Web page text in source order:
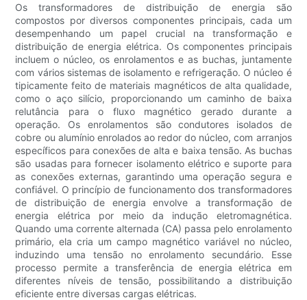
Os transformadores de distribuição de energia são
compostos por diversos componentes principais, cada um
desempenhando um papel crucial na transformação e
distribuição de energia elétrica. Os componentes principais
incluem o núcleo, os enrolamentos e as buchas, juntamente
com vários sistemas de isolamento e refrigeração. O núcleo é
tipicamente feito de materiais magnéticos de alta qualidade,
como o aço silício, proporcionando um caminho de baixa
relutância para o fluxo magnético gerado durante a
operação. Os enrolamentos são condutores isolados de
cobre ou alumínio enrolados ao redor do núcleo, com arranjos
específicos para conexões de alta e baixa tensão. As buchas
são usadas para fornecer isolamento elétrico e suporte para
as conexões externas, garantindo uma operação segura e
confiável. O princípio de funcionamento dos transformadores
de distribuição de energia envolve a transformação de
energia elétrica por meio da indução eletromagnética.
Quando uma corrente alternada (CA) passa pelo enrolamento
primário, ela cria um campo magnético variável no núcleo,
induzindo uma tensão no enrolamento secundário. Esse
processo permite a transferência de energia elétrica em
diferentes níveis de tensão, possibilitando a distribuição
eficiente entre diversas cargas elétricas.